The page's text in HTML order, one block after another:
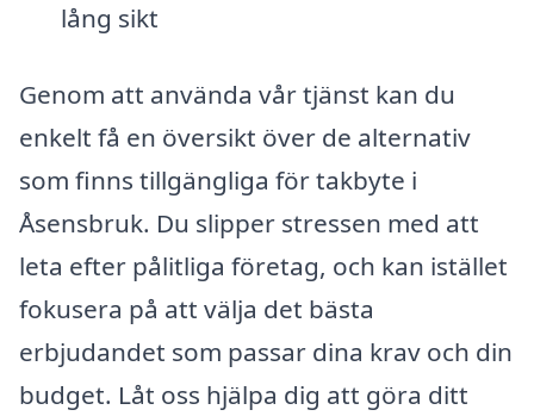
lång sikt
Genom att använda vår tjänst kan du
enkelt få en översikt över de alternativ
som finns tillgängliga för takbyte i
Åsensbruk. Du slipper stressen med att
leta efter pålitliga företag, och kan istället
fokusera på att välja det bästa
erbjudandet som passar dina krav och din
budget. Låt oss hjälpa dig att göra ditt